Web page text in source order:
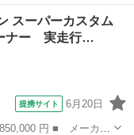
■ グレード名： ス
ナンバー ディーゼ
スーパーカスタム
ナー 実走行…
提携サイト 6月20日